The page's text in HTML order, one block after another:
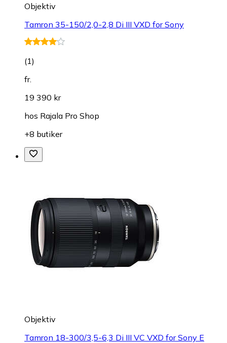
Objektiv
Tamron 35-150/2,0-2,8 Di III VXD for Sony
(1)
fr.
19 390 kr
hos Rajala Pro Shop
+8 butiker
Objektiv
Tamron 18-300/3,5-6,3 Di III VC VXD for Sony E